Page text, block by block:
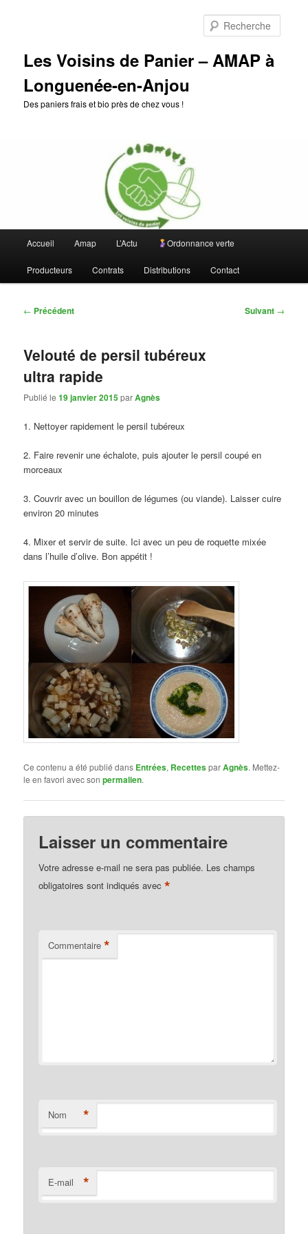
Les Voisins de Panier – AMAP à
Longuenée-en-Anjou
Des paniers frais et bio près de chez vous !
principal
Accueil Amap L’Actu Ordonnance verte
Producteurs Contrats Distributions Contact
Navigation
← Précédent Suivant →
Velouté de persil tubéreux
ultra rapide
Publié le19 janvier 2015parAgnès
1. Nettoyer rapidement le persil tubéreux
2. Faire revenir une échalote, puis ajouter le persil coupé en
morceaux
3. Couvrir avec un bouillon de légumes (ou viande). Laisser cuire
environ 20 minutes
4. Mixer et servir de suite. Ici avec un peu de roquette mixée
dans l’huile d’olive. Bon appétit !
Ce contenu a été publié dans Entrées, RecettesparAgnès. Mettez-
le en favori avec sonpermalien.
Laisser un commentaire
Votre adresse e-mail ne sera pas publiée. Les champs
obligatoires sont indiqués avec*
Commentaire *
Nom *
E-mail *